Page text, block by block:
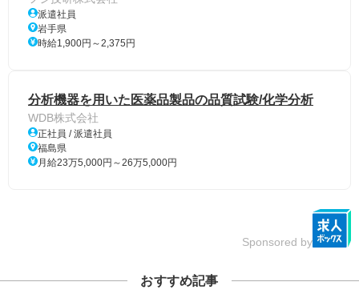
派遣社員
岩手県
時給1,900円～2,375円
分析機器を用いた医薬品製品の品質試験/化学分析
WDB株式会社
正社員 / 派遣社員
福島県
月給23万5,000円～26万5,000円
Sponsored by
おすすめ記事